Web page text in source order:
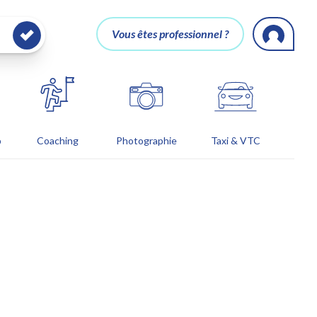
Vous êtes professionnel ?
Coaching Photographie Taxi & VTC